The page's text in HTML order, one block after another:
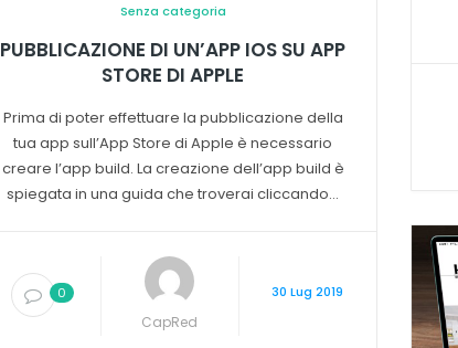
Senza categoria
PUBBLICAZIONE DI UN’APP IOS SU APP
STORE DI APPLE
Prima di poter effettuare la pubblicazione della
tua app sull’App Store di Apple è necessario
creare l’app build. La creazione dell’app build è
spiegata in una guida che troverai cliccando...
0
CapRed
30 Lug 2019